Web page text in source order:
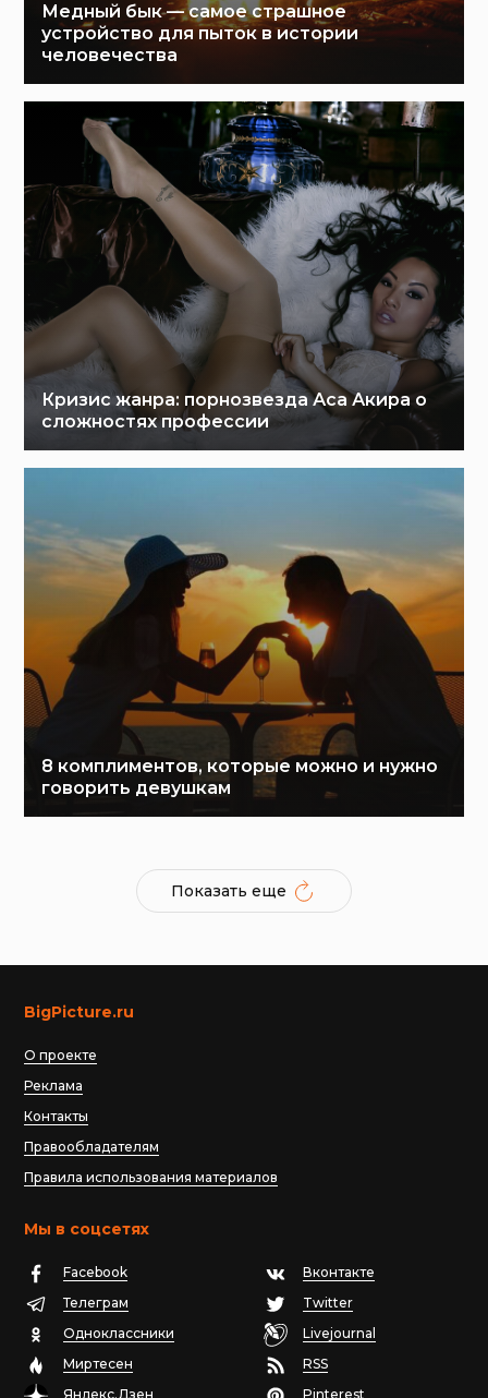
Медный бык — самое страшное
устройство для пыток в истории
человечества
Кризис жанра: порнозвезда Аса Акира о
сложностях профессии
8 комплиментов, которые можно и нужно
говорить девушкам
Показать еще
BigPicture.ru
О проекте
Реклама
Контакты
Правообладателям
Правила использования материалов
Мы в соцсетях
Facebook
Вконтакте
Телеграм
Twitter
Одноклассники
Livejournal
Миртесен
RSS
Яндекс.Дзен
Pinterest